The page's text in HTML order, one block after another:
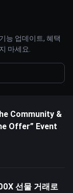
능 업데이트, 혜택
마세요.
Community &
Offer” Event
선물 거래로